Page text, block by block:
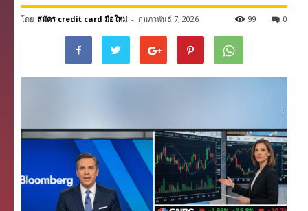
โดย สมัคร credit card มือใหม่ - กุมภาพันธ์ 7, 2026 0
99